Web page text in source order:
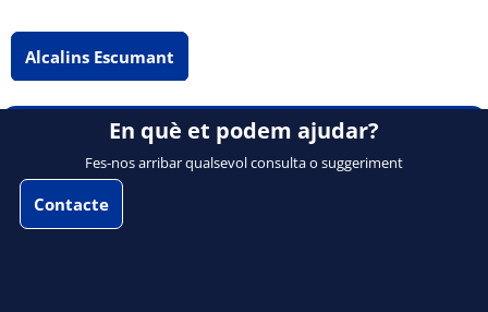
Alcalins Escumant
En què et podem ajudar?
Fes-nos arribar qualsevol consulta o suggeriment
Contacte